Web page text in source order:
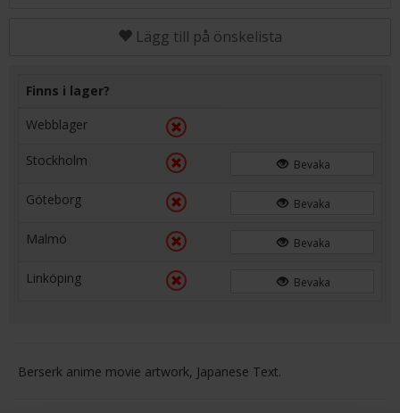
Lägg till på önskelista
Finns i lager?
Webblager
Stockholm Bevaka
Göteborg Bevaka
Malmö Bevaka
Linköping Bevaka
Berserk anime movie artwork, Japanese Text.